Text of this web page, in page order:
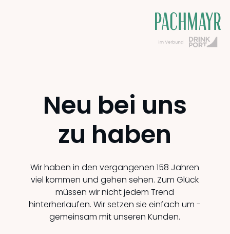
Neu bei uns
zu haben
Wir haben in den vergangenen 158 Jahren
viel kommen und gehen sehen. Zum Glück
müssen wir nicht jedem Trend
hinterherlaufen. Wir setzen sie einfach um -
gemeinsam mit unseren Kunden.